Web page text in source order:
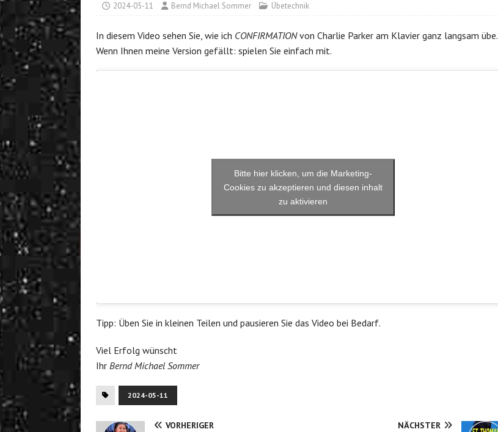
2024-05-11 Bernd Michael Sommer Übetechnik
In diesem Video sehen Sie, wie ich CONFIRMATIONvon Charlie Parker am Klavier ganz langsam übe.
Wenn Ihnen meine Version gefällt: spielen Sie einfach mit.
Bitte hier klicken, um die Marketing-
Cookies zu akzeptieren und diesen inhalt
zu aktivieren
Tipp: Üben Sie in kleinen Teilen und pausieren Sie das Video bei Bedarf.
Viel Erfolg wünscht
Ihr Bernd Michael Sommer
2024-05-11
VORHERIGER NÄCHSTER